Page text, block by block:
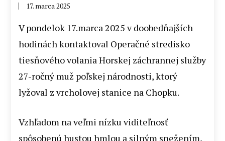
17. marca 2025
V pondelok 17.marca 2025 v doobedňajších
hodinách kontaktoval Operačné stredisko
tiesňového volania Horskej záchrannej služby
27-ročný muž poľskej národnosti, ktorý
lyžoval z vrcholovej stanice na Chopku.
Vzhľadom na veľmi nízku viditeľnosť
spôsobenú hustou hmlou a silným snežením,